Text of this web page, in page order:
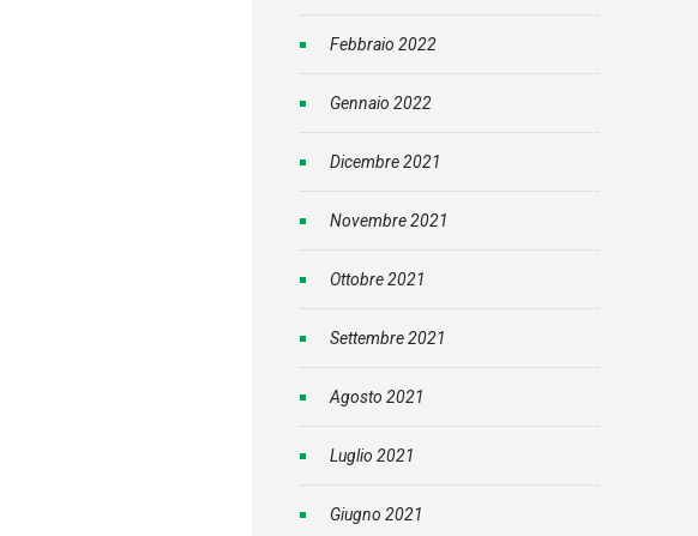
Febbraio 2022
Gennaio 2022
Dicembre 2021
Novembre 2021
Ottobre 2021
Settembre 2021
Agosto 2021
Luglio 2021
Giugno 2021